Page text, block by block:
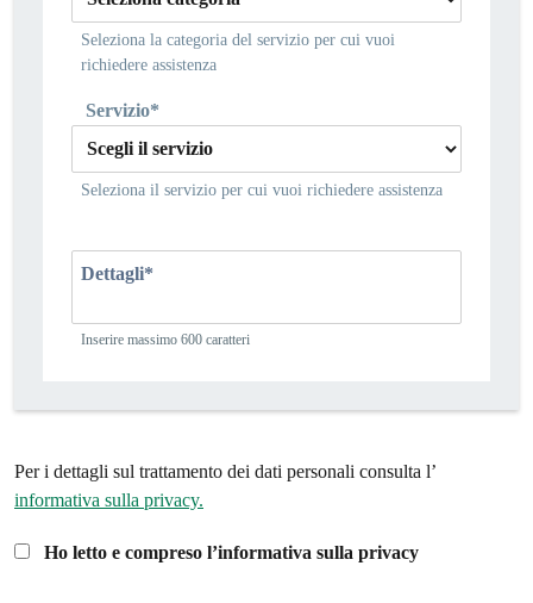
Seleziona la categoria del servizio per cui vuoi
richiedere assistenza
Servizio*
Seleziona il servizio per cui vuoi richiedere assistenza
Dettagli*
Inserire massimo 600 caratteri
Per i dettagli sul trattamento dei dati personali consulta l’
informativa sulla privacy.
Ho letto e compreso l’informativa sulla privacy